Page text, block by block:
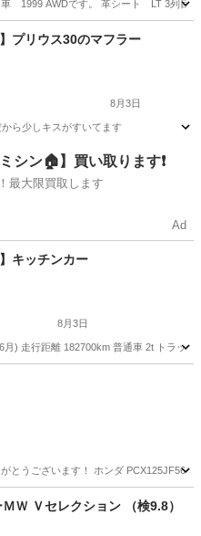
1999 AWDです。 革シート LT 3列目
プリウス30のマフラー
8月3日
ら少しキスがすいてます
シン🏠】買い取ります❗️
最大限買取します
Ad
キッチンカー
8月3日
月) 走行距離 182700km 普通車 2t トラッ
とうございます！ ホンダ PCX125JF56
の他 PCX
Ｗ Ｖセレクション （検9.8）